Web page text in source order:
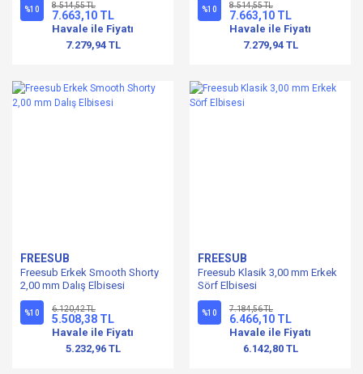
%10 8.514,55 TL
7.663,10 TL
Havale ile Fiyatı
7.279,94 TL
%10 8.514,55 TL
7.663,10 TL
Havale ile Fiyatı
7.279,94 TL
FREESUB
Freesub Erkek Smooth Shorty
2,00 mm Dalış Elbisesi
%10 6.120,42 TL
5.508,38 TL
Havale ile Fiyatı
5.232,96 TL
FREESUB
Freesub Klasik 3,00 mm Erkek
Sörf Elbisesi
%10 7.184,56 TL
6.466,10 TL
Havale ile Fiyatı
6.142,80 TL